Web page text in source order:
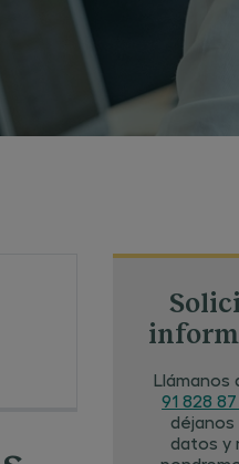
Llámanos
91 828 87
déjanos
datos y